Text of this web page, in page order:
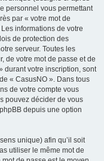
personnel vous permettant
par « votre mot de
informations de votre
de protection des
serveur. Toutes les
de votre mot de passe et de
durant votre inscription, sont
« CasusNO ». Dans tous
de votre compte vous
pouvez décider de vous
depuis une option
unique) afin qu’il soit
utiliser le même mot de